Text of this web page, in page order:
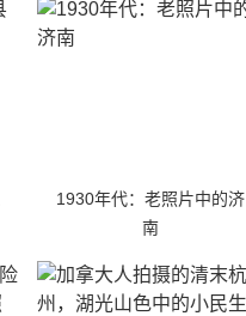
1930年代：老照片中的济
南